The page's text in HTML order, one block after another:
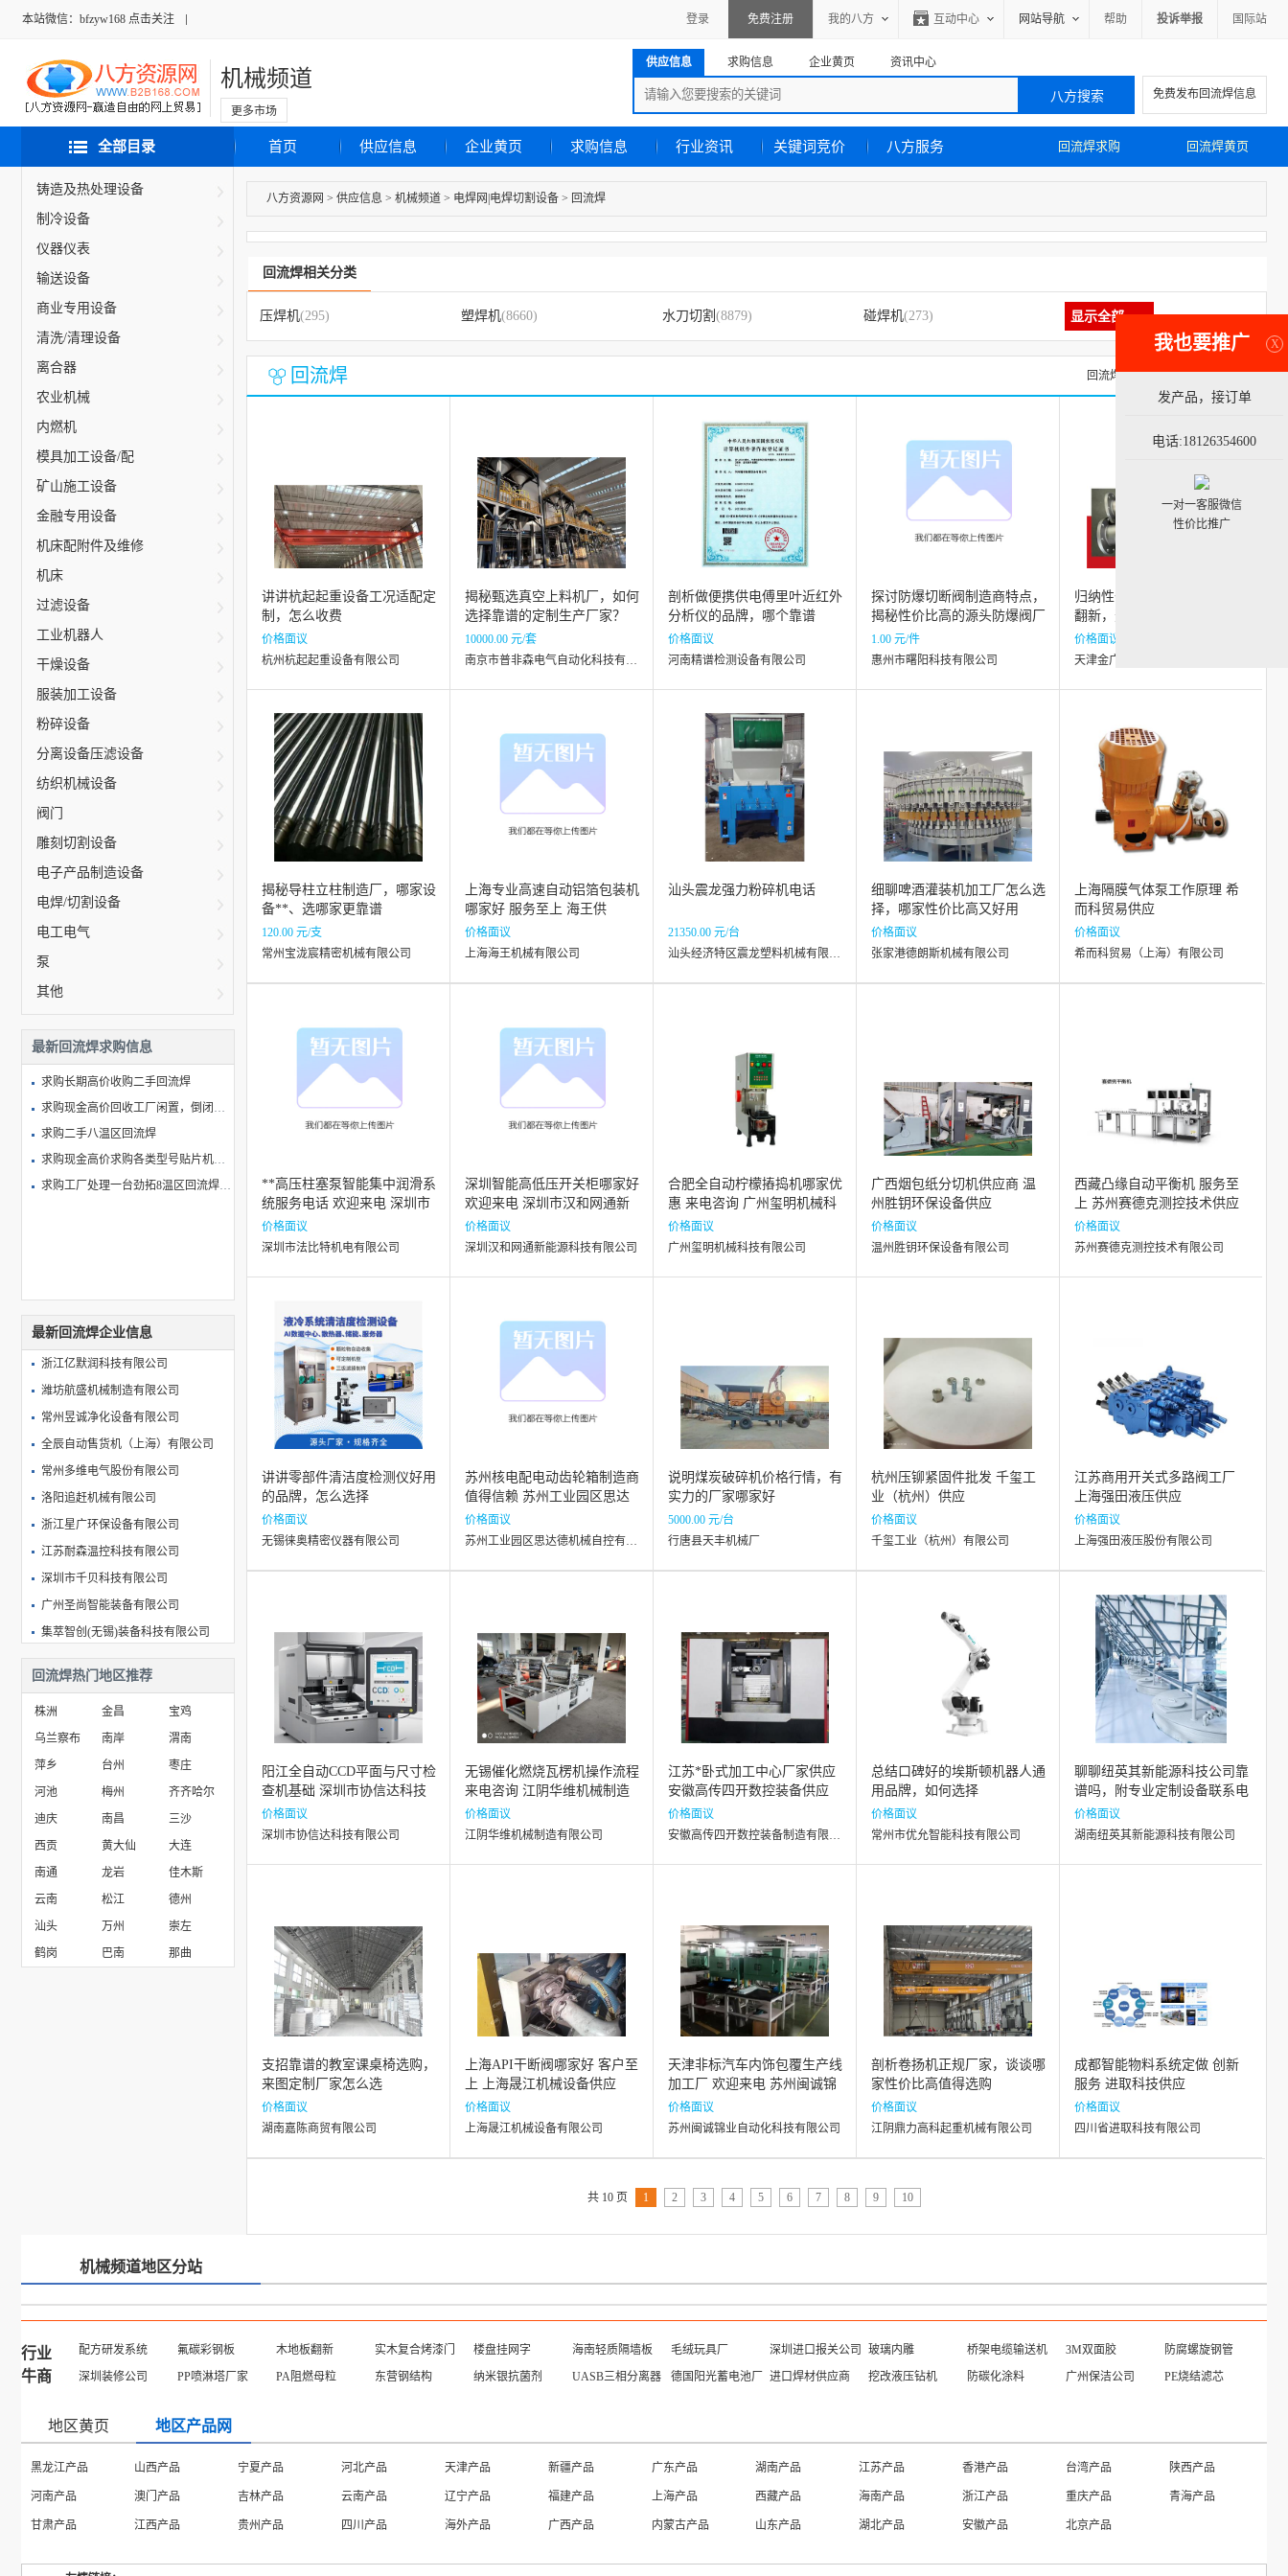
登录 免费注册 我的八方 互动中心 网站导航 帮助 投诉举报 国际站
本站微信：bfzyw168 点击关注
机械频道
更多市场
免费发布回流焊信息
供应信息 求购信息 企业黄页 资讯中心
全部目录 首页 供应信息 企业黄页 求购信息 行业资讯 关键词竞价 八方服务 回流焊黄页
回流焊求购
铸造及热处理设备
制冷设备
仪器仪表
输送设备
商业专用设备
清洗/清理设备
离合器
农业机械
内燃机
模具加工设备/配
矿山施工设备
金融专用设备
机床配附件及维修
机床
过滤设备
工业机器人
干燥设备
服装加工设备
粉碎设备
分离设备压滤设备
纺织机械设备
阀门
雕刻切割设备
电子产品制造设备
电焊/切割设备
电工电气
泵
其他
最新回流焊求购信息
求购长期高价收购二手回流焊
求购现金高价回收工厂闲置，倒闭的二手贴片机，回流焊机，波峰焊机，飞达
求购二手八温区回流焊
求购现金高价求购各类型号贴片机及回流焊、AOI、SPI
求购工厂处理一台劲拓8温区回流焊，九成新
最新回流焊企业信息
浙江亿默润科技有限公司
潍坊航盛机械制造有限公司
常州昱诚净化设备有限公司
全辰自动售货机（上海）有限公司
常州多维电气股份有限公司
洛阳追赶机械有限公司
浙江星广环保设备有限公司
江苏耐森温控科技有限公司
深圳市千贝科技有限公司
广州圣尚智能装备有限公司
集萃智创(无锡)装备科技有限公司
深圳市伊比精密科技有限公司
启东市盛德机械制造有限公司
宁波东力传动设备有限公司
回流焊热门地区推荐
株洲 金昌
宝鸡
乌兰察布
南岸
渭南
萍乡
台州
枣庄
河池
梅州
齐齐哈尔
迪庆
南昌
三沙
西贡
黄大仙
大连
南通
龙岩
佳木斯
云南
松江
德州
汕头
万州
崇左
鹤岗
巴南 那曲
八方资源网 > 供应信息 > 机械频道 > 电焊网|电焊切割设备 > 回流焊
回流焊相关分类
压焊机(295) 塑焊机(8660) 水刀切割 (8879) 碰焊机(273) 显示全部
回流焊 回流焊求购信息 回流焊黄页
讲讲杭起起重设备工况适配定
制，怎么收费
价格面议
杭州杭起起重设备有限公司
揭秘甄选真空上料机厂，如何
选择靠谱的定制生产厂家？
10000.00 元/套
南京市普非森电气自动化科技有限责任公司
剖析做便携供电傅里叶近红外
分析仪的品牌，哪个靠谱
价格面议
河南精谱检测设备有限公司
探讨防爆切断阀制造商特点，
揭秘性价比高的源头防爆阀厂
家费用情况
1.00 元/件
惠州市曙阳科技有限公司
归纳性价比高的一站式不锈钢
翻新，选哪家
价格面议
天津金广达金属表面处理有限公司
揭秘导柱立柱制造厂，哪家设
备**、选哪家更靠谱
120.00 元/支
常州宝泷宸精密机械有限公司
上海专业高速自动铝箔包装机
哪家好 服务至上 海王供
价格面议
上海海王机械有限公司
汕头震龙强力粉碎机电话
21350.00 元/台
汕头经济特区震龙塑料机械有限公司
细聊啤酒灌装机加工厂怎么选
择，哪家性价比高又好用
价格面议
张家港德朗斯机械有限公司
上海隔膜气体泵工作原理 希
而科贸易供应
价格面议
希而科贸易（上海）有限公司
**高压柱塞泵智能集中润滑系
统服务电话 欢迎来电 深圳市
法比特机电供应
价格面议
深圳市法比特机电有限公司
深圳智能高低压开关柜哪家好
欢迎来电 深圳市汉和网通新
能源科技供应
价格面议
深圳汉和网通新能源科技有限公司
合肥全自动柠檬摏捣机哪家优
惠 来电咨询 广州玺明机械科
技供应
价格面议
广州玺明机械科技有限公司
广西烟包纸分切机供应商 温
州胜钥环保设备供应
价格面议
温州胜钥环保设备有限公司
西藏凸缘自动平衡机 服务至
上 苏州赛德克测控技术供应
价格面议
苏州赛德克测控技术有限公司
讲讲零部件清洁度检测仪好用
的品牌，怎么选择
价格面议
无锡徕奥精密仪器有限公司
苏州核电配电动齿轮箱制造商
值得信赖 苏州工业园区思达
德机械自控供应
价格面议
苏州工业园区思达德机械自控有限公司
说明煤炭破碎机价格行情，有
实力的厂家哪家好
5000.00 元/台
行唐县天丰机械厂
杭州压铆紧固件批发 千玺工
业（杭州）供应
价格面议
千玺工业（杭州）有限公司
江苏商用开关式多路阀工厂
上海强田液压供应
价格面议
上海强田液压股份有限公司
阳江全自动CCD平面与尺寸检
查机基础 深圳市协信达科技
供应
价格面议
深圳市协信达科技有限公司
无锡催化燃烧瓦楞机操作流程
来电咨询 江阴华维机械制造
供应
价格面议
江阴华维机械制造有限公司
江苏*卧式加工中心厂家供应
安徽高传四开数控装备供应
价格面议
安徽高传四开数控装备制造有限公司
总结口碑好的埃斯顿机器人通
用品牌，如何选择
价格面议
常州市优允智能科技有限公司
聊聊纽英其新能源科技公司靠
谱吗，附专业定制设备联系电
话信息
价格面议
湖南纽英其新能源科技有限公司
支招靠谱的教室课桌椅选购，
来图定制厂家怎么选
价格面议
湖南嘉陈商贸有限公司
上海API干断阀哪家好 客户至
上 上海晟江机械设备供应
价格面议
上海晟江机械设备有限公司
天津非标汽车内饰包覆生产线
加工厂 欢迎来电 苏州闽诚锦
业自动化科技供应
价格面议
苏州闽诚锦业自动化科技有限公司
剖析卷扬机正规厂家，谈谈哪
家性价比高值得选购
价格面议
江阴鼎力高科起重机械有限公司
成都智能物料系统定做 创新
服务 进取科技供应
价格面议
四川省进取科技有限公司
共 10 页 1 2 3 4 5 6 7 8 9 10
机械频道地区分站
行业
牛商
配方研发系统 氟碳彩钢板 木地板翻新 实木复合烤漆门 楼盘挂网字 海南轻质隔墙板 毛绒玩具厂 深圳进口报关公司 玻璃内雕 桥架电缆输送机 3M双面胶
防腐螺旋钢管
深圳装修公司
PP喷淋塔厂家 PA阻燃母粒 东营钢结构 纳米银抗菌剂 UASB三相分离器 德国阳光蓄电池厂 进口焊材供应商 挖改液压钻机 防碳化涂料 广州保洁公司 PE烧结滤芯
地区黄页 地区产品网
黑龙江产品 山西产品 宁夏产品 河北产品 天津产品 新疆产品 广东产品 湖南产品 江苏产品 香港产品 台湾产品 陕西产品
河南产品 澳门产品 吉林产品 云南产品 辽宁产品 福建产品 上海产品 西藏产品 海南产品 浙江产品 重庆产品 青海产品
甘肃产品 江西产品 贵州产品 四川产品 海外产品 广西产品 内蒙古产品 山东产品 湖北产品 安徽产品 北京产品
X
我也要推广
发产品，接订单
电话:18126354600
一对一客服微信
性价比推广